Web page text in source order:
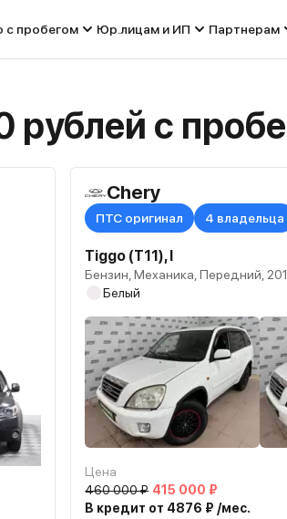
с пробегом Юр.лицам и ИП Партнерам
с
Chery
ПТС оригинал 4 владельца
Tiggo (T11), I
Бензин, Механика, Передний,
Белый
Цена
460 000 ₽ 415 000 ₽
В кредит от 4876 ₽ /мес.